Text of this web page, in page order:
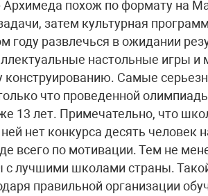
Архимеда похож по формату на
затем культурная
году развлечься в ожидании
настольные игры и
конструированию. Самые
что проведенной
13 лет. Примечательно, что
нет конкурса десять человек
всего по мотивации. Тем не
лучшими школами страны.
правильной организации